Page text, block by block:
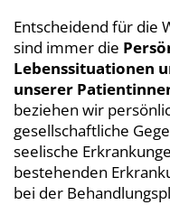
Entscheidend für die
sind immer die
Lebenssituationen
unserer
beziehen wir
gesellschaftliche
seelische
bestehenden
bei der